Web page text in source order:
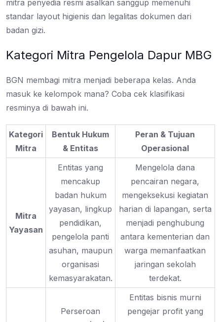
mitra penyedia resmi asalkan sanggup memenuhi
standar layout higienis dan legalitas dokumen dari
badan gizi.
Kategori Mitra Pengelola Dapur MBG
BGN membagi mitra menjadi beberapa kelas. Anda
masuk ke kelompok mana? Coba cek klasifikasi
resminya di bawah ini.
Kategori
Mitra
Bentuk Hukum
& Entitas
Peran & Tujuan
Operasional
Mitra
Yayasan
Entitas yang
mencakup
badan hukum
yayasan, lingkup
pendidikan,
pengelola panti
asuhan, maupun
organisasi
kemasyarakatan.
Mengelola dana
pencairan negara,
mengeksekusi kegiatan
harian di lapangan, serta
menjadi penghubung
antara kementerian dan
warga memanfaatkan
jaringan sekolah
terdekat.
Perseroan
Entitas bisnis murni
pengejar profit yang